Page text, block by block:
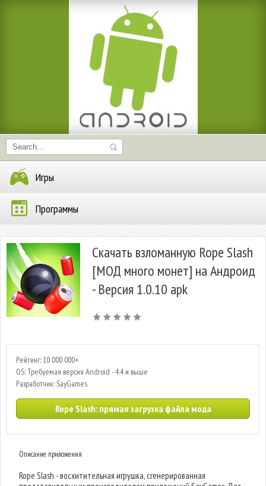
Игры
Программы
Скачать взломанную Rope Slash
[МОД много монет] на Андроид
- Версия 1.0.10 apk
Рейтинг: 10 000 000+
OS: Требуемая версия Android - 4.4 и выше
Разработчик: SayGames
Rope Slash: прямая загрузка файла мода
Описание приложения
Rope Slash - восхитительная игрушка, сгенерированная